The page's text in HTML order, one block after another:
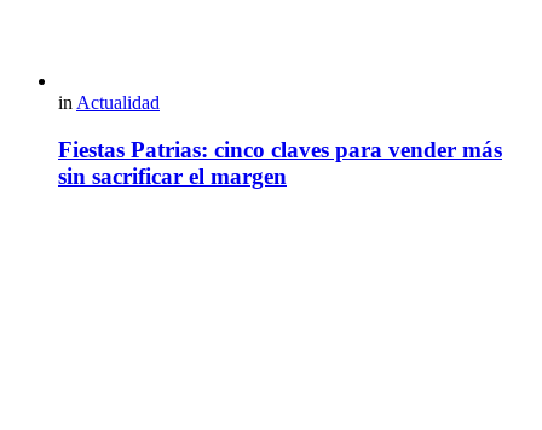
in Actualidad
Fiestas Patrias: cinco claves para vender más
sin sacrificar el margen